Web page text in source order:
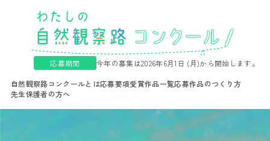
自然観察路コンクールとは応募要項受賞作品一覧応募作品のつくり方
先生保護者の方へ
応募期間 今年の募集は2026年6月1日 (月)から開始します。